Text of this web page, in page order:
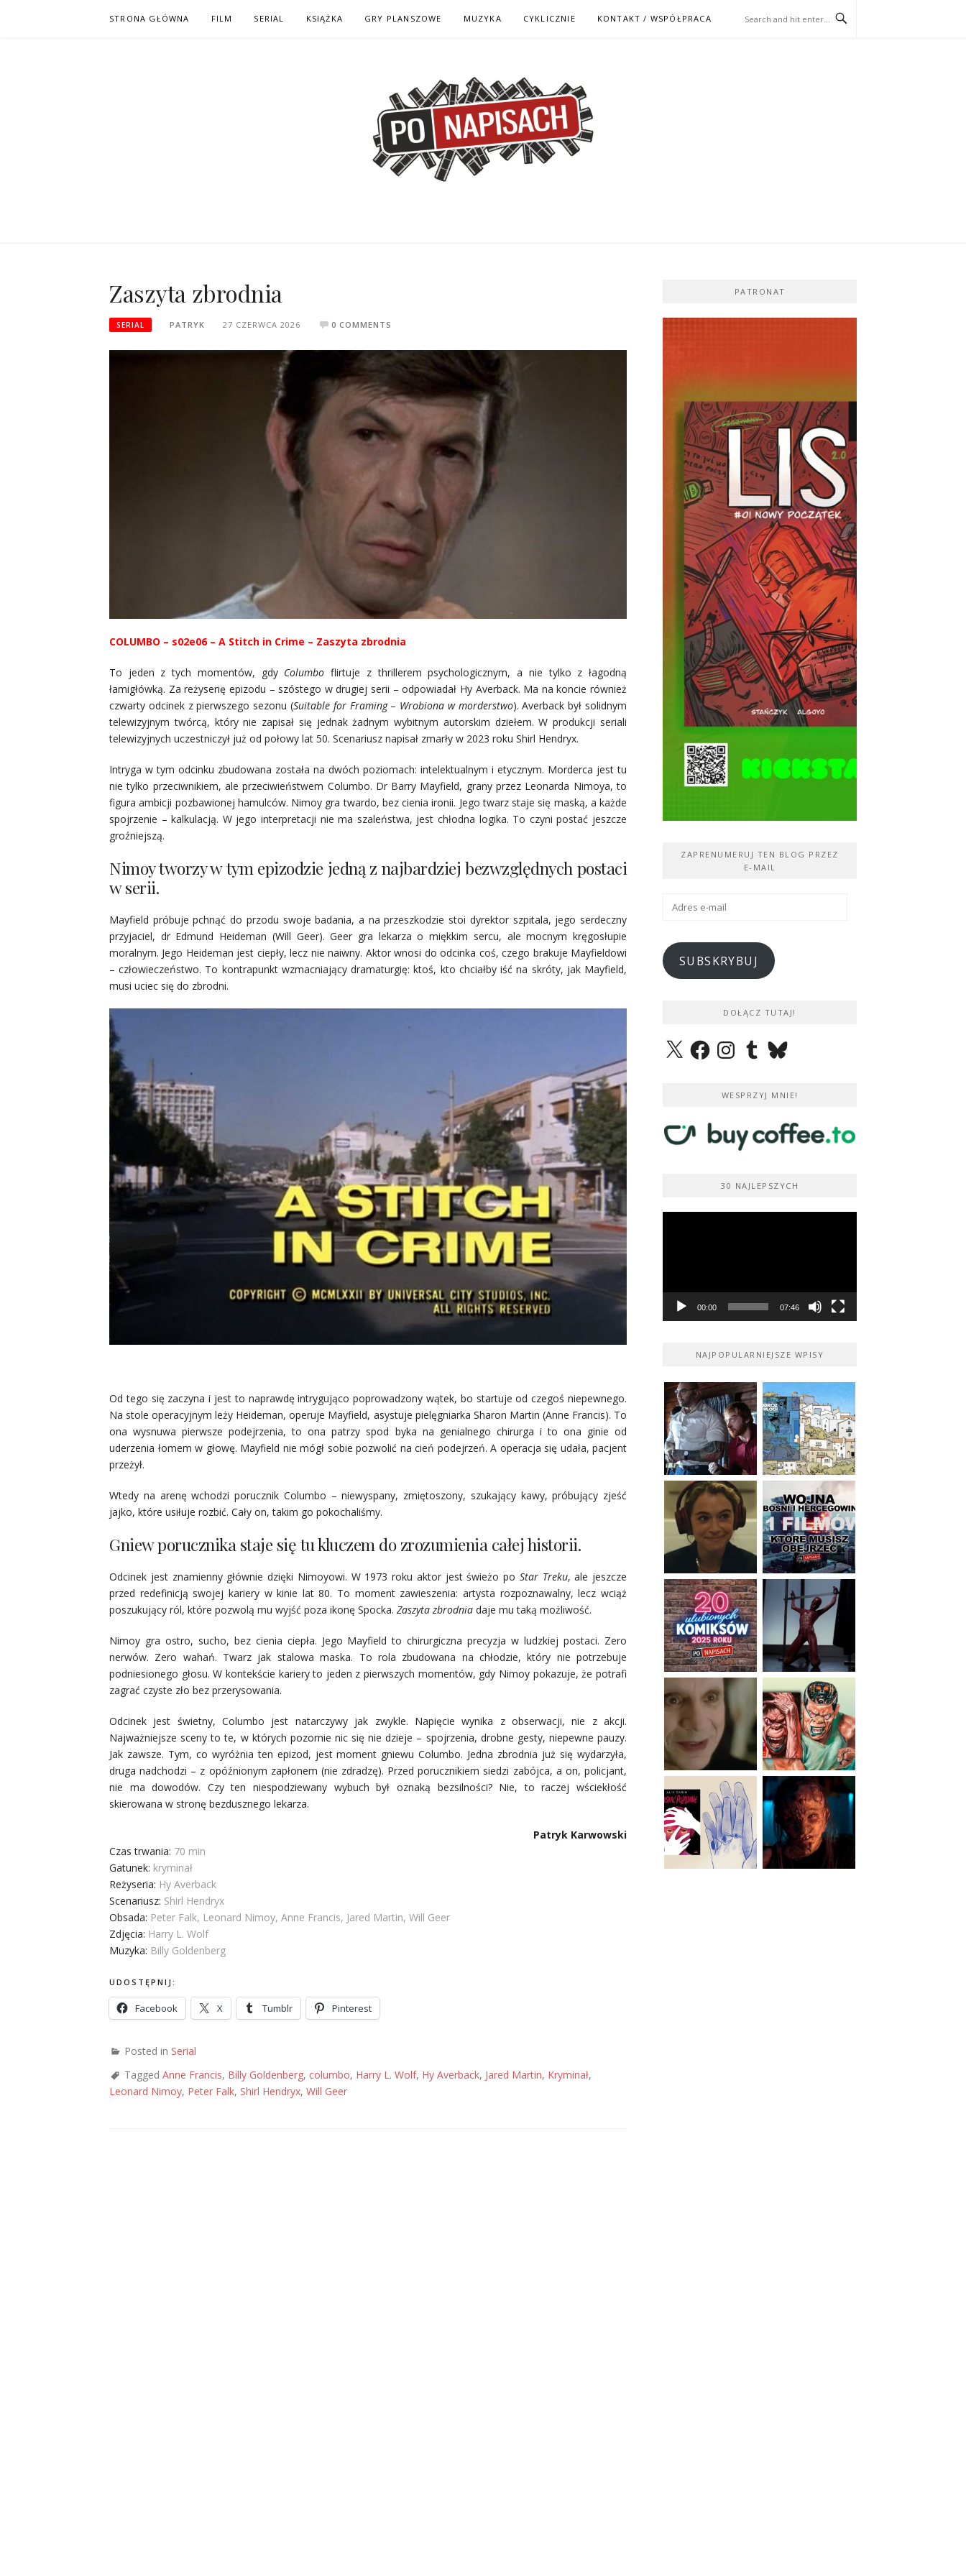
STRONA GŁÓWNA FILM SERIAL KSIĄŻKA GRY PLANSZOWE MUZYKA CYKLICZNIE KONTAKT / WSPÓŁPRACA
Zaszyta zbrodnia
SERIAL PATRYK 27 CZERWCA 2026 0 COMMENTS
COLUMBO – s02e06 – A Stitch in Crime – Zaszyta zbrodnia
To jeden z tych momentów, gdy Columbo flirtuje z thrillerem psychologicznym, a nie tylko z łagodną
łamigłówką. Za reżyserię epizodu – szóstego w drugiej serii – odpowiadał Hy Averback. Ma na koncie również
czwarty odcinek z pierwszego sezonu (Suitable for Framing– Wrobiona w morderstwo). Averback był solidnym
telewizyjnym twórcą, który nie zapisał się jednak żadnym wybitnym autorskim dziełem. W produkcji seriali
telewizyjnych uczestniczył już od połowy lat 50. Scenariusz napisał zmarły w 2023 roku Shirl Hendryx.
Intryga w tym odcinku zbudowana została na dwóch poziomach: intelektualnym i etycznym. Morderca jest tu
nie tylko przeciwnikiem, ale przeciwieństwem Columbo. Dr Barry Mayfield, grany przez Leonarda Nimoya, to
figura ambicji pozbawionej hamulców. Nimoy gra twardo, bez cienia ironii. Jego twarz staje się maską, a każde
spojrzenie – kalkulacją. W jego interpretacji nie ma szaleństwa, jest chłodna logika. To czyni postać jeszcze
groźniejszą.
Nimoy tworzy w tym epizodzie jedną z najbardziej bezwzględnych postaci
w serii.
Mayfield próbuje pchnąć do przodu swoje badania, a na przeszkodzie stoi dyrektor szpitala, jego serdeczny
przyjaciel, dr Edmund Heideman (Will Geer). Geer gra lekarza o miękkim sercu, ale mocnym kręgosłupie
moralnym. Jego Heideman jest ciepły, lecz nie naiwny. Aktor wnosi do odcinka coś, czego brakuje Mayfieldowi
– człowieczeństwo. To kontrapunkt wzmacniający dramaturgię: ktoś, kto chciałby iść na skróty, jak Mayfield,
musi uciec się do zbrodni.
Od tego się zaczyna i jest to naprawdę intrygująco poprowadzony wątek, bo startuje od czegoś niepewnego.
Na stole operacyjnym leży Heideman, operuje Mayfield, asystuje pielęgniarka Sharon Martin (Anne Francis). To
ona wysnuwa pierwsze podejrzenia, to ona patrzy spod byka na genialnego chirurga i to ona ginie od
uderzenia łomem w głowę. Mayfield nie mógł sobie pozwolić na cień podejrzeń. A operacja się udała, pacjent
przeżył.
Wtedy na arenę wchodzi porucznik Columbo – niewyspany, zmiętoszony, szukający kawy, próbujący zjeść
jajko, które usiłuje rozbić. Cały on, takim go pokochaliśmy.
Gniew porucznika staje się tu kluczem do zrozumienia całej historii.
Odcinek jest znamienny głównie dzięki Nimoyowi. W 1973 roku aktor jest świeżo po Star Treku, ale jeszcze
przed redefinicją swojej kariery w kinie lat 80. To moment zawieszenia: artysta rozpoznawalny, lecz wciąż
poszukujący ról, które pozwolą mu wyjść poza ikonę Spocka. Zaszyta zbrodnia daje mu taką możliwość.
Nimoy gra ostro, sucho, bez cienia ciepła. Jego Mayfield to chirurgiczna precyzja w ludzkiej postaci. Zero
nerwów. Zero wahań. Twarz jak stalowa maska. To rola zbudowana na chłodzie, który nie potrzebuje
podniesionego głosu. W kontekście kariery to jeden z pierwszych momentów, gdy Nimoy pokazuje, że potrafi
zagrać czyste zło bez przerysowania.
Odcinek jest świetny, Columbo jest natarczywy jak zwykle. Napięcie wynika z obserwacji, nie z akcji.
Najważniejsze sceny to te, w których pozornie nic się nie dzieje – spojrzenia, drobne gesty, niepewne pauzy.
Jak zawsze. Tym, co wyróżnia ten epizod, jest moment gniewu Columbo. Jedna zbrodnia już się wydarzyła,
druga nadchodzi – z opóźnionym zapłonem (nie zdradzę). Przed porucznikiem siedzi zabójca, a on, policjant,
nie ma dowodów. Czy ten niespodziewany wybuch był oznaką bezsilności? Nie, to raczej wściekłość
skierowana w stronę bezdusznego lekarza.
Patryk Karwowski
Czas trwania: 70 min
Gatunek: kryminał
Reżyseria: Hy Averback
Scenariusz: Shirl Hendryx
Obsada: Peter Falk, Leonard Nimoy, Anne Francis, Jared Martin, Will Geer
Zdjęcia: Harry L. Wolf
Muzyka: Billy Goldenberg
UDOSTĘPNIJ:
Facebook X Tumblr Pinterest
Posted in Serial
Tagged Anne Francis, Billy Goldenberg, columbo, Harry L. Wolf, Hy Averback, Jared Martin, Kryminał,
Leonard Nimoy, Peter Falk, Shirl Hendryx, Will Geer
PATRONAT
ZAPRENUMERUJ TEN BLOG PRZEZ
E-MAIL
Adres
SUBSKRYBUJ
DOŁĄCZ TUTAJ!
X FacebookInstagramTumblrBluesky
WESPRZYJ MNIE!
30 NAJLEPSZYCH
00:00 07:46
NAJPOPULARNIEJSZE WPISY